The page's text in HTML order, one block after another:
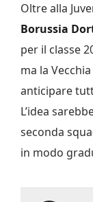
Oltre alla
Borussia
per il classe
ma la
anticipare
L’idea
seconda
in modo